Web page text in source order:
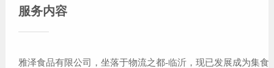
服务内容
雅泽食品有限公司，坐落于物流之都-临沂，现已发展成为集食